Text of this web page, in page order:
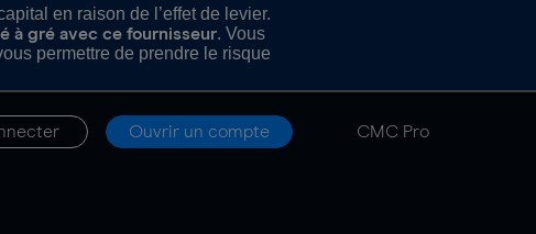
en raison de l’effet de levier.
à gré avec ce fournisseur. Vous
permettre de prendre le risque
Ouvrir un compte CMC Pro